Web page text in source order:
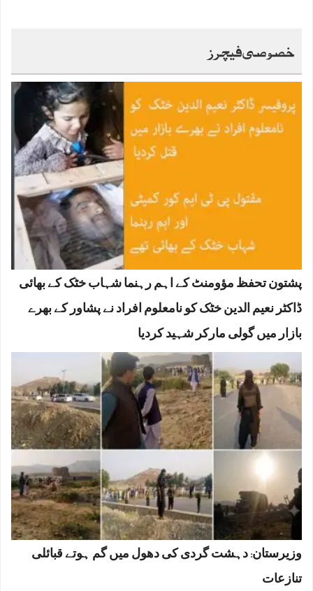
خصوصی فیچرز
پشتون تحفظ مؤومنٹ کے اہم رہنما شہاب خٹک کے بھائی
ڈاکٹر نعیم الدین خٹک کو نامعلوم افراد نے پشاور کے بھرے
بازار میں گولی مارکر شہید کردیا
وزیرستان: دہشت گردی کی دھول میں گم ہوتے قبائلی
تنازعات